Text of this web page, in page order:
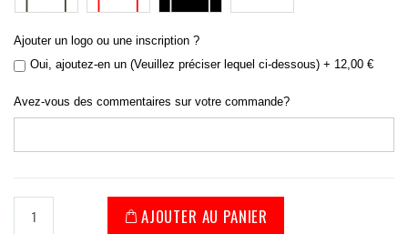
Ajouter un logo ou une inscription ?
Oui, ajoutez-en un (Veuillez préciser lequel ci-dessous) + 12,00 €
Avez-vous des commentaires sur votre commande?
AJOUTER AU PANIER